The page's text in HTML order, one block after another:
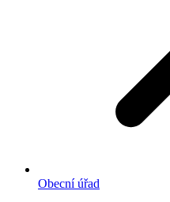
Obecní úřad